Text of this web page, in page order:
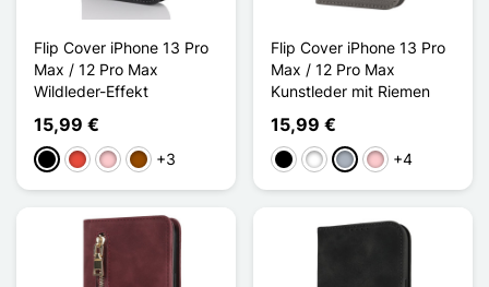
Flip Cover iPhone 13 Pro
Max / 12 Pro Max
Wildleder-Effekt
15,99 €
Schwarz
Rot PinkBraun
+3
Flip Cover iPhone 13 Pro
Max / 12 Pro Max
Kunstleder mit Riemen
15,99 €
Schwarz
WeißGrauPink+4